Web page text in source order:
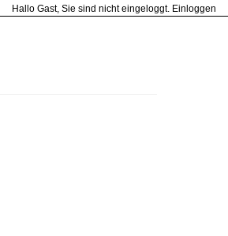
Hallo Gast, Sie sind nicht eingeloggt. Einloggen